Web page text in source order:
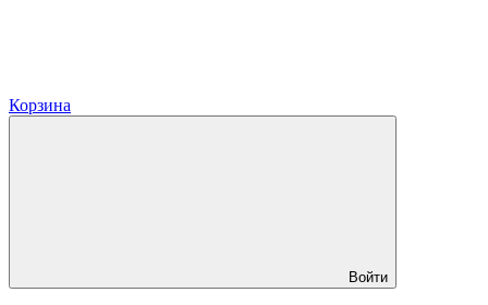
Корзина
Войти